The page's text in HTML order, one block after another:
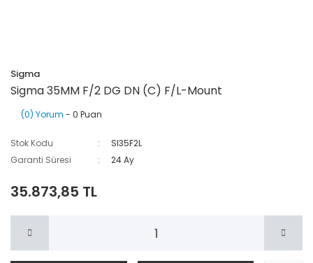
Sigma
Sigma 35MM F/2 DG DN (C) F/L-Mount
(0) Yorum - 0 Puan
Stok Kodu
SI35F2L
Garanti Süresi
24 Ay
35.873,85 TL